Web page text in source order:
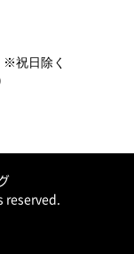
※祝日除く